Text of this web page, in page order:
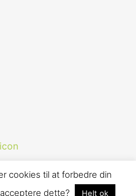
cookies til at forbedre din
dette?
Helt ok